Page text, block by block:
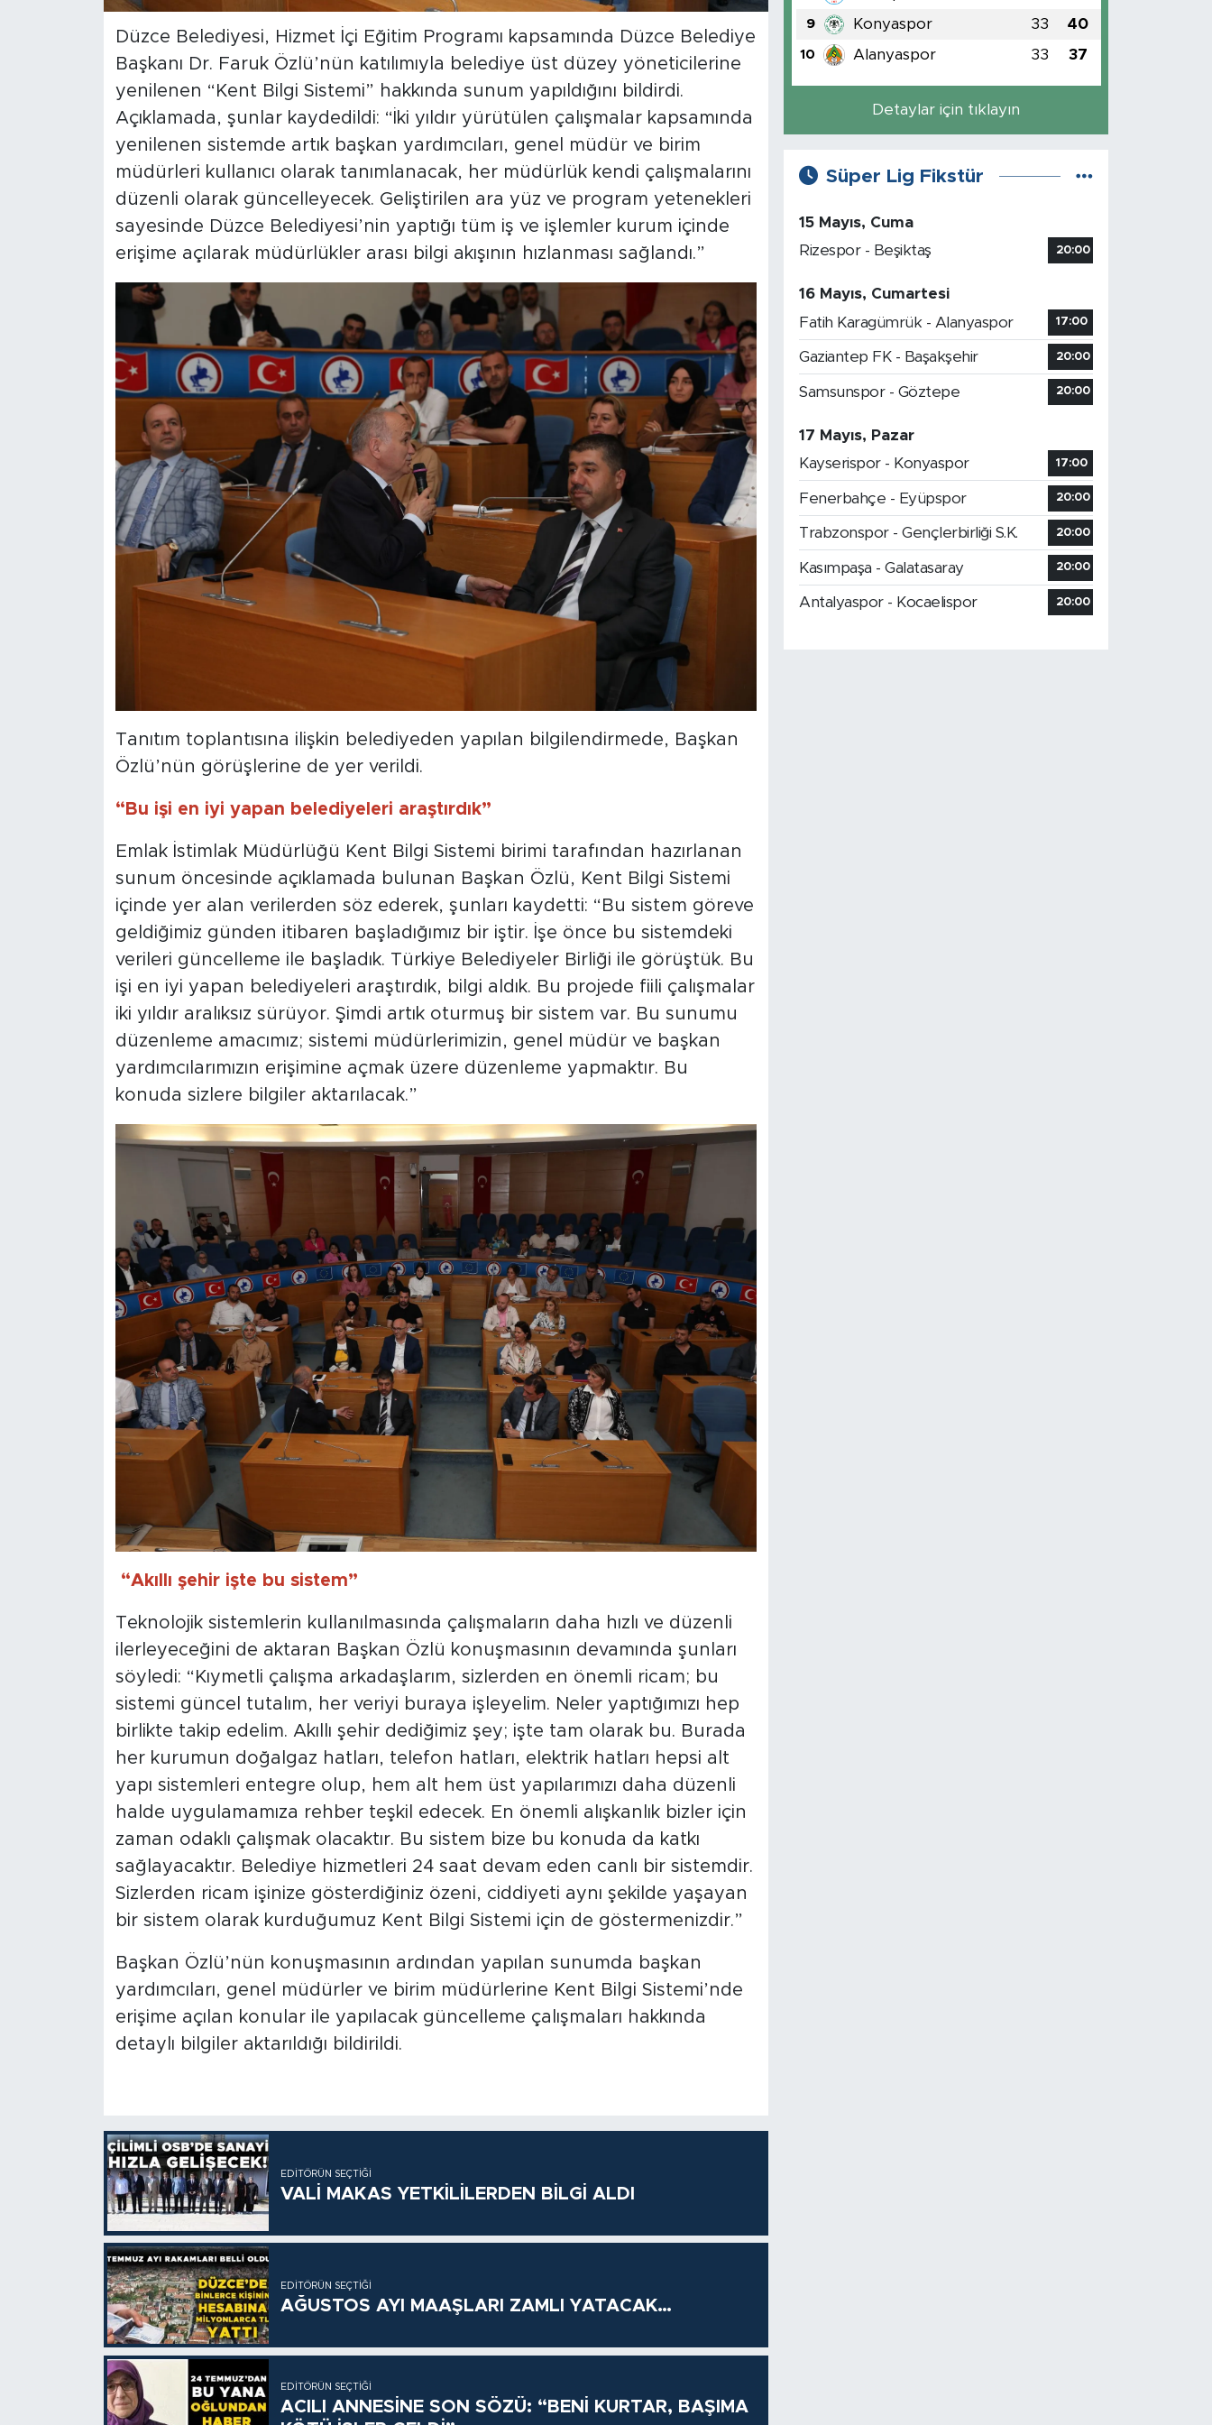
Düzce Belediyesi, Hizmet İçi Eğitim Programı kapsamında Düzce Belediye
Başkanı Dr. Faruk Özlü’nün katılımıyla belediye üst düzey yöneticilerine
yenilenen “Kent Bilgi Sistemi” hakkında sunum yapıldığını bildirdi.
Açıklamada, şunlar kaydedildi: “İki yıldır yürütülen çalışmalar kapsamında
yenilenen sistemde artık başkan yardımcıları, genel müdür ve birim
müdürleri kullanıcı olarak tanımlanacak, her müdürlük kendi çalışmalarını
düzenli olarak güncelleyecek. Geliştirilen ara yüz ve program yetenekleri
sayesinde Düzce Belediyesi’nin yaptığı tüm iş ve işlemler kurum içinde
erişime açılarak müdürlükler arası bilgi akışının hızlanması sağlandı.”
Tanıtım toplantısına ilişkin belediyeden yapılan bilgilendirmede, Başkan
Özlü’nün görüşlerine de yer verildi.
“Bu işi en iyi yapan belediyeleri araştırdık”
Emlak İstimlak Müdürlüğü Kent Bilgi Sistemi birimi tarafından hazırlanan
sunum öncesinde açıklamada bulunan Başkan Özlü, Kent Bilgi Sistemi
içinde yer alan verilerden söz ederek, şunları kaydetti: “Bu sistem göreve
geldiğimiz günden itibaren başladığımız bir iştir. İşe önce bu sistemdeki
verileri güncelleme ile başladık. Türkiye Belediyeler Birliği ile görüştük. Bu
işi en iyi yapan belediyeleri araştırdık, bilgi aldık. Bu projede fiili çalışmalar
iki yıldır aralıksız sürüyor. Şimdi artık oturmuş bir sistem var. Bu sunumu
düzenleme amacımız; sistemi müdürlerimizin, genel müdür ve başkan
yardımcılarımızın erişimine açmak üzere düzenleme yapmaktır. Bu
konuda sizlere bilgiler aktarılacak.”
“Akıllı şehir işte bu sistem”
Teknolojik sistemlerin kullanılmasında çalışmaların daha hızlı ve düzenli
ilerleyeceğini de aktaran Başkan Özlü konuşmasının devamında şunları
söyledi: “Kıymetli çalışma arkadaşlarım, sizlerden en önemli ricam; bu
sistemi güncel tutalım, her veriyi buraya işleyelim. Neler yaptığımızı hep
birlikte takip edelim. Akıllı şehir dediğimiz şey; işte tam olarak bu. Burada
her kurumun doğalgaz hatları, telefon hatları, elektrik hatları hepsi alt
yapı sistemleri entegre olup, hem alt hem üst yapılarımızı daha düzenli
halde uygulamamıza rehber teşkil edecek. En önemli alışkanlık bizler için
zaman odaklı çalışmak olacaktır. Bu sistem bize bu konuda da katkı
sağlayacaktır. Belediye hizmetleri 24 saat devam eden canlı bir sistemdir.
Sizlerden ricam işinize gösterdiğiniz özeni, ciddiyeti aynı şekilde yaşayan
bir sistem olarak kurduğumuz Kent Bilgi Sistemi için de göstermenizdir.”
Başkan Özlü’nün konuşmasının ardından yapılan sunumda başkan
yardımcıları, genel müdürler ve birim müdürlerine Kent Bilgi Sistemi’nde
erişime açılan konular ile yapılacak güncelleme çalışmaları hakkında
detaylı bilgiler aktarıldığı bildirildi.
EDITÖRÜN SEÇTIĞI
VALİ MAKAS YETKİLİLERDEN BİLGİ ALDI
EDITÖRÜN SEÇTIĞI
AĞUSTOS AYI MAAŞLARI ZAMLI YATACAK…
EDITÖRÜN SEÇTIĞI
ACILI ANNESİNE SON SÖZÜ: “BENİ KURTAR, BAŞIMA
9 Konyaspor 33 40
10 Alanyaspor 33 37
Detaylar için tıklayın
Süper Lig Fikstür
15 Mayıs, Cuma
Rizespor - Beşiktaş
20:00
16 Mayıs, Cumartesi
Fatih Karagümrük - Alanyaspor
17:00
Gaziantep FK - Başakşehir 20:00
Samsunspor - Göztepe 20:00
17 Mayıs, Pazar
Kayserispor - Konyaspor
17:00
Fenerbahçe - Eyüpspor 20:00
Trabzonspor - Gençlerbirliği S.K. 20:00
Kasımpaşa - Galatasaray 20:00
Antalyaspor - Kocaelispor 20:00